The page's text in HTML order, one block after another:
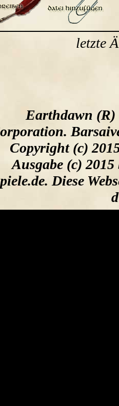
letzte
Earthdawn (R)
Copyright (c)
Ausgabe (c)
Diese